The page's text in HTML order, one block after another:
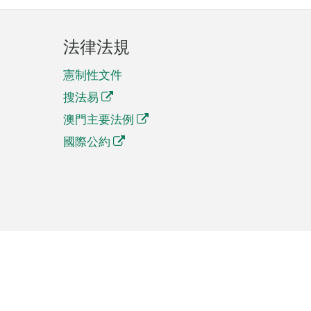
法律法規
憲制性文件
搜法易
澳門主要法例
國際公約